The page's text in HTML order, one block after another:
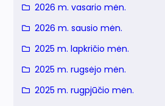
2026 m. vasario mėn.
2026 m. sausio mėn.
2025 m. lapkričio mėn.
2025 m. rugsėjo mėn.
2025 m. rugpjūčio mėn.